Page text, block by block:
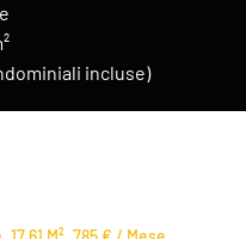
incluse)